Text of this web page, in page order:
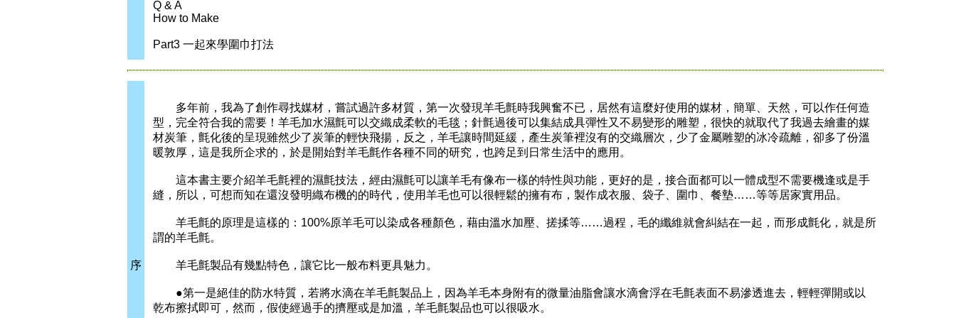
Q & A
How to Make
Part3 一起來學圍巾打法
序
多年前，我為了創作尋找媒材，嘗試過許多材質，第一次發現羊毛氈時我興奮不已，居然有這麼好使用的媒材，簡單、天然，可以作任何造
型，完全符合我的需要！羊毛加水濕氈可以交織成柔軟的毛毯；針氈過後可以集結成具彈性又不易變形的雕塑，很快的就取代了我過去繪畫的媒
材炭筆，氈化後的呈現雖然少了炭筆的輕快飛揚，反之，羊毛讓時間延緩，產生炭筆裡沒有的交織層次，少了金屬雕塑的冰冷疏離，卻多了份溫
暖敦厚，這是我所企求的，於是開始對羊毛氈作各種不同的研究，也跨足到日常生活中的應用。
這本書主要介紹羊毛氈裡的濕氈技法，經由濕氈可以讓羊毛有像布一樣的特性與功能，更好的是，接合面都可以一體成型不需要機逢或是手
縫，所以，可想而知在還沒發明織布機的的時代，使用羊毛也可以很輕鬆的擁有布，製作成衣服、袋子、圍巾、餐墊……等等居家實用品。
羊毛氈的原理是這樣的：100%原羊毛可以染成各種顏色，藉由溫水加壓、搓揉等……過程，毛的纖維就會糾結在一起，而形成氈化，就是所
謂的羊毛氈。
羊毛氈製品有幾點特色，讓它比一般布料更具魅力。
●第一是絕佳的防水特質，若將水滴在羊毛氈製品上，因為羊毛本身附有的微量油脂會讓水滴會浮在毛氈表面不易滲透進去，輕輕彈開或以
乾布擦拭即可，然而，假使經過手的擠壓或是加溫，羊毛氈製品也可以很吸水。